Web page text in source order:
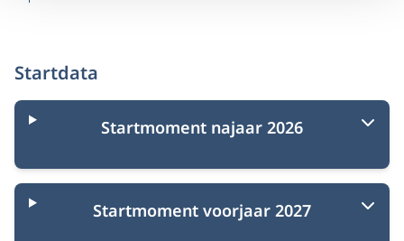
Startdata
Startmoment najaar 2026
Startmoment voorjaar 2027